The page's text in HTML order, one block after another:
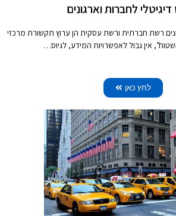
דיגיטלי לחברות וארגונים
רשת חברתית ורשת עסקית הן ערוץ תקשורת מרכזי
אין גבול לאפשרויות המידע, לגיוס…
לחץ כאן